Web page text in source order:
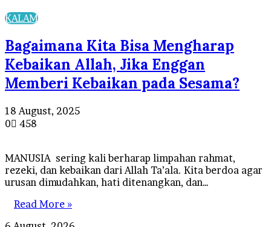
KALAM
Bagaimana Kita Bisa Mengharap
Kebaikan Allah, Jika Enggan
Memberi Kebaikan pada Sesama?
18 August, 2025
0
458
MANUSIA sering kali berharap limpahan rahmat,
rezeki, dan kebaikan dari Allah Ta’ala. Kita berdoa agar
urusan dimudahkan, hati ditenangkan, dan…
Read More »